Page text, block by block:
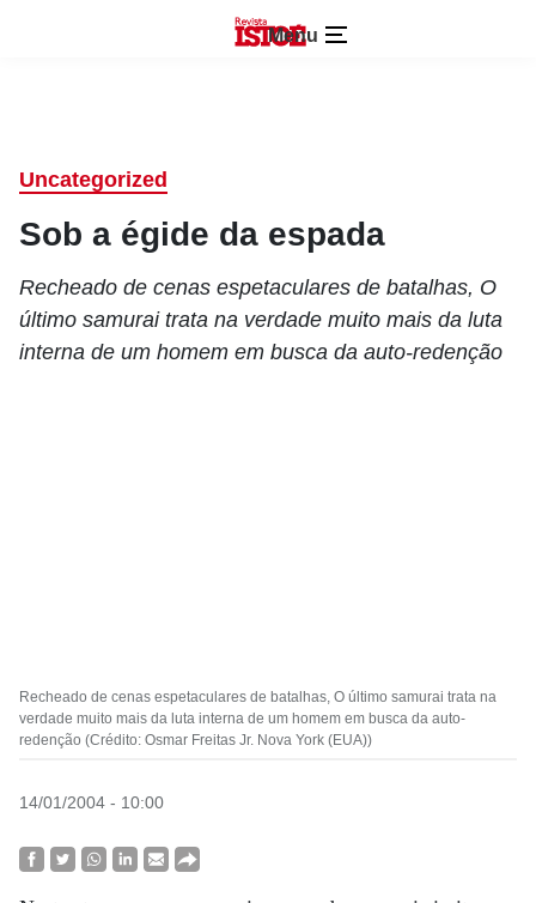
Menu
Uncategorized
Sob a égide da espada
Recheado de cenas espetaculares de batalhas, O
último samurai trata na verdade muito mais da luta
interna de um homem em busca da auto-redenção
Recheado de cenas espetaculares de batalhas, O último samurai trata na
verdade muito mais da luta interna de um homem em busca da auto-
redenção (Crédito: Osmar Freitas Jr. Nova York (EUA))
14/01/2004 - 10:00